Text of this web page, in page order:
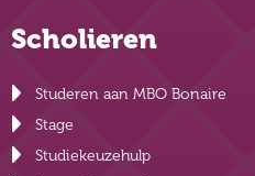
Scholieren
Studeren aan MBO Bonaire
Stage
Studiekeuzehulp